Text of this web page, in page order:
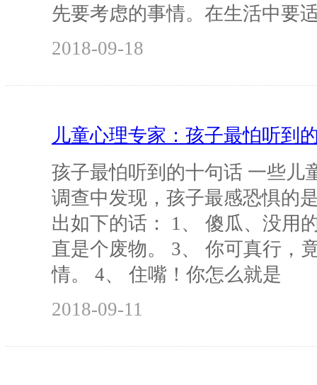
先要考虑的事情。在生活中要
2018-09-18
儿童心理专家：孩子最怕听到
孩子最怕听到的十句话 一些儿
调查中发现，孩子最感恐惧的
出如下的话： 1、 傻瓜、没用
直是个废物。 3、 你可真行，
情。 4、 住嘴！你怎么就是
2018-09-11